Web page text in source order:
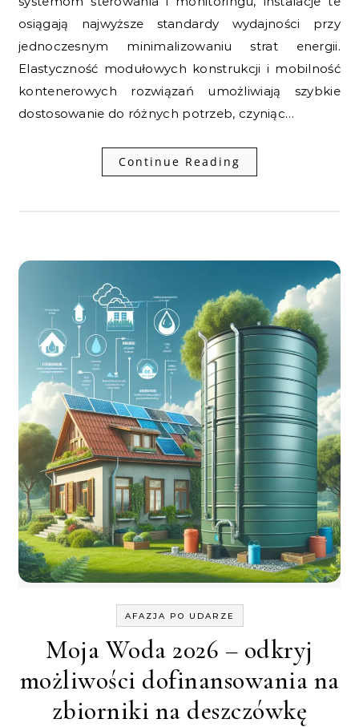
osiągają najwyższe standardy wydajności przy
jednoczesnym minimalizowaniu strat energii.
Elastyczność modułowych konstrukcji i mobilność
kontenerowych rozwiązań umożliwiają szybkie
dostosowanie do różnych potrzeb, czyniąc…
Continue Reading
AFAZJA PO UDARZE
Moja Woda 2026 – odkryj
możliwości dofinansowania na
zbiorniki na deszczówkę